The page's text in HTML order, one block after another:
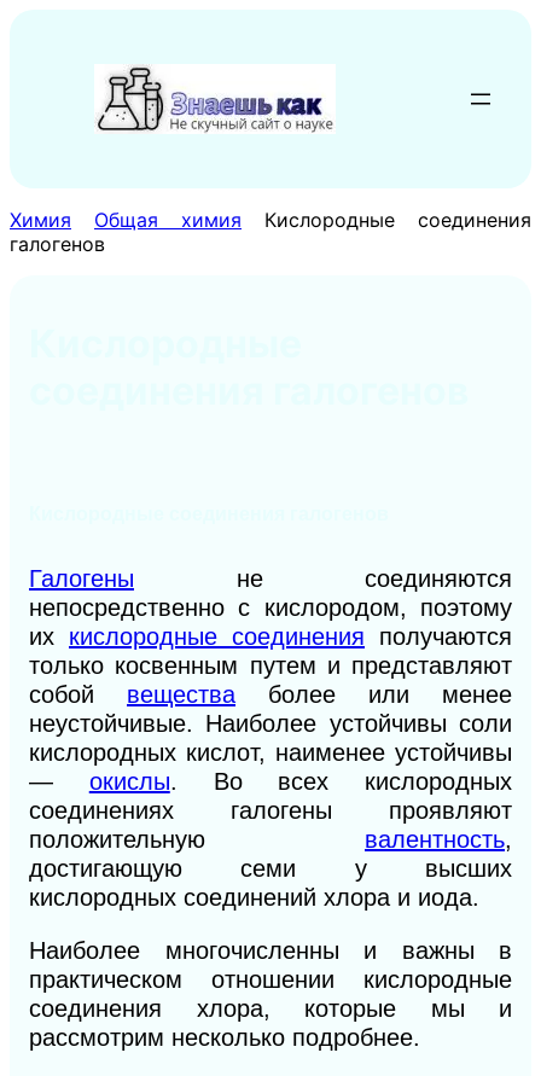
содержимому
Химия Общая химия
Кислородные соединения
галогенов
Галогены не соединяются
непосредственно с кислородом, поэтому
их кислородные соединения получаются
только косвенным путем и представляют
собой веществаболее или менее
неустойчивые. Наиболее устойчивы соли
кислородных кислот, наименее устойчивы
— окислы. Во всех кислородных
соединениях галогены проявляют
положительную валентность,
достигающую семи у высших
кислородных соединений хлора и иода.
Наиболее многочисленны и важны в
практическом отношении кислородные
соединения хлора, которые мы и
рассмотрим несколько подробнее.